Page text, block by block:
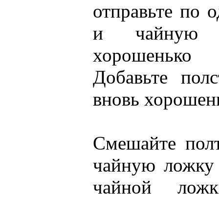
отправьте по
и чайную
хорошенько
Добавьте
вновь
Смешайте
чайную
чайной